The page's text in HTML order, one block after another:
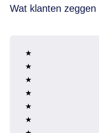
Wat klanten